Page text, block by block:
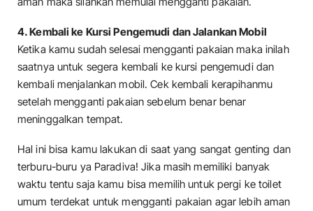
4. Kembali ke Kursi Pengemudi dan Jalankan Mobil
Ketika kamu sudah selesai mengganti pakaian maka inilah
saatnya untuk segera kembali ke kursi pengemudi dan
kembali menjalankan mobil. Cek kembali kerapihanmu
setelah mengganti pakaian sebelum benar benar
meninggalkan tempat.
Hal ini bisa kamu lakukan di saat yang sangat genting dan
terburu-buru ya Paradiva! Jika masih memiliki banyak
waktu tentu saja kamu bisa memilih untuk pergi ke toilet
umum terdekat untuk mengganti pakaian agar lebih aman